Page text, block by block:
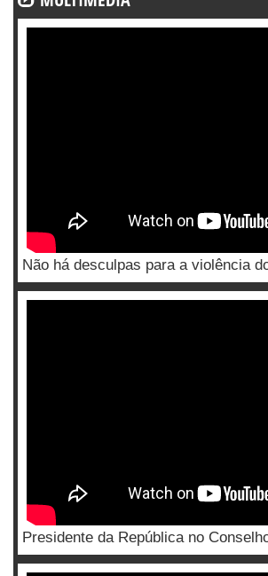
Não há desculpas para a violência
Presidente da República no